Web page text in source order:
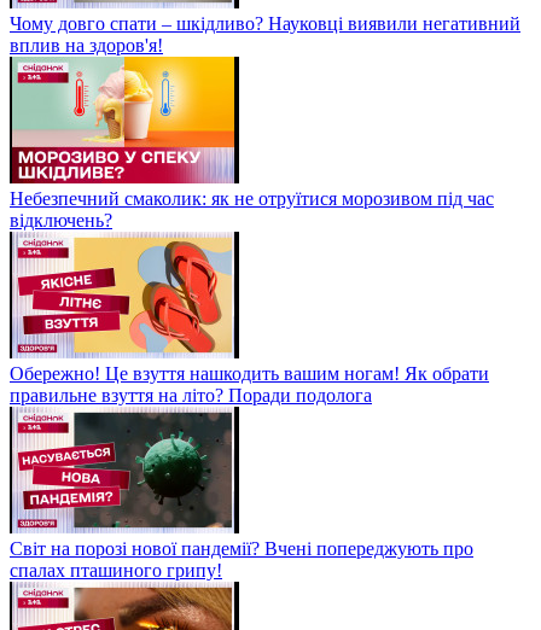
Чому довго спати – шкідливо? Науковці виявили негативний
вплив на здоров'я!
Небезпечний смаколик: як не отруїтися морозивом під час
відключень?
Обережно! Це взуття нашкодить вашим ногам! Як обрати
правильне взуття на літо? Поради подолога
Світ на порозі нової пандемії? Вчені попереджують про
спалах пташиного грипу!